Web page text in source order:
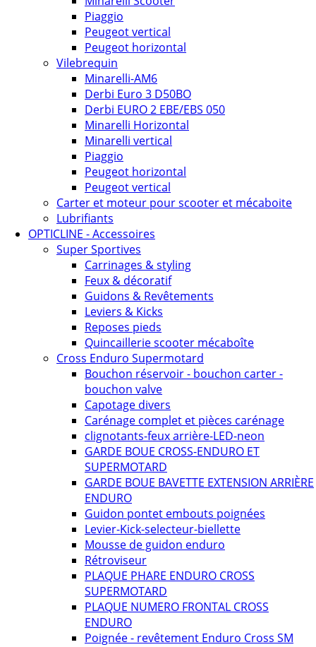
Piaggio
Peugeot vertical
Peugeot horizontal
Vilebrequin
Minarelli-AM6
Derbi Euro 3 D50BO
Derbi EURO 2 EBE/EBS 050
Minarelli Horizontal
Minarelli vertical
Piaggio
Peugeot horizontal
Peugeot vertical
Carter et moteur pour scooter et mécaboite
Lubrifiants
OPTICLINE - Accessoires
Super Sportives
Carrinages & styling
Feux & décoratif
Guidons & Revêtements
Leviers & Kicks
Reposes pieds
Quincaillerie scooter mécaboîte
Cross Enduro Supermotard
Bouchon réservoir - bouchon carter -
bouchon valve
Capotage divers
Carénage complet et pièces carénage
clignotants-feux arrière-LED-neon
GARDE BOUE CROSS-ENDURO ET
SUPERMOTARD
GARDE BOUE BAVETTE EXTENSION ARRIÈRE
ENDURO
Guidon pontet embouts poignées
Levier-Kick-selecteur-biellette
Mousse de guidon enduro
Rétroviseur
PLAQUE PHARE ENDURO CROSS
SUPERMOTARD
PLAQUE NUMERO FRONTAL CROSS
ENDURO
Poignée - revêtement Enduro Cross SM